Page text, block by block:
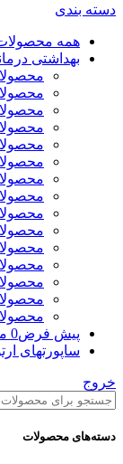
دسته بندی
همه
بهداشتی
پیش فرض0 محصولات
ساپورتهای
خروج
دسته‌های محصولات